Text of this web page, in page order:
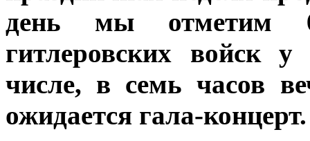
день мы отметим
гитлеровских войск
числе, в семь часов
ожидается гала-концерт.